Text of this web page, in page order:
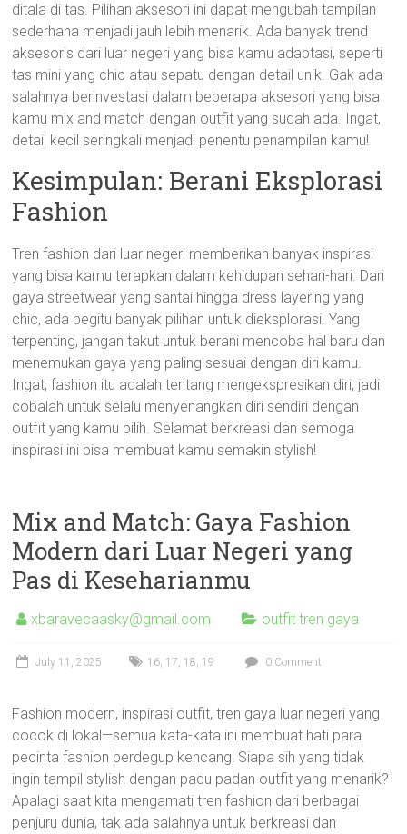
ditala di tas. Pilihan aksesori ini dapat mengubah tampilan
sederhana menjadi jauh lebih menarik. Ada banyak trend
aksesoris dari luar negeri yang bisa kamu adaptasi, seperti
tas mini yang chic atau sepatu dengan detail unik. Gak ada
salahnya berinvestasi dalam beberapa aksesori yang bisa
kamu mix and match dengan outfit yang sudah ada. Ingat,
detail kecil seringkali menjadi penentu penampilan kamu!
Kesimpulan: Berani Eksplorasi
Fashion
Tren fashion dari luar negeri memberikan banyak inspirasi
yang bisa kamu terapkan dalam kehidupan sehari-hari. Dari
gaya streetwear yang santai hingga dress layering yang
chic, ada begitu banyak pilihan untuk dieksplorasi. Yang
terpenting, jangan takut untuk berani mencoba hal baru dan
menemukan gaya yang paling sesuai dengan diri kamu.
Ingat, fashion itu adalah tentang mengekspresikan diri, jadi
cobalah untuk selalu menyenangkan diri sendiri dengan
outfit yang kamu pilih. Selamat berkreasi dan semoga
inspirasi ini bisa membuat kamu semakin stylish!
Mix and Match: Gaya Fashion
Modern dari Luar Negeri yang
Pas di Keseharianmu
xbaravecaasky@gmail.com outfit tren gaya
July 11, 2025 16, 17, 18, 19 0 Comment
Fashion modern, inspirasi outfit, tren gaya luar negeri yang
cocok di lokal—semua kata-kata ini membuat hati para
pecinta fashion berdegup kencang! Siapa sih yang tidak
ingin tampil stylish dengan padu padan outfit yang menarik?
Apalagi saat kita mengamati tren fashion dari berbagai
penjuru dunia, tak ada salahnya untuk berkreasi dan